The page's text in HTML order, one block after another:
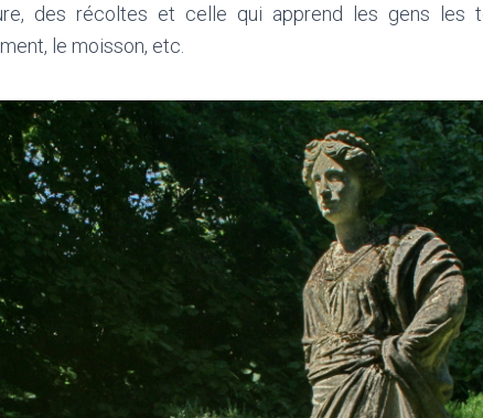
des récoltes et celle qui apprend les gens les
le moisson, etc.